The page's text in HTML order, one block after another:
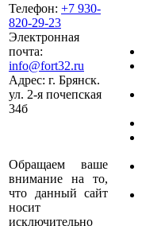
Телефон: +7 930-
820-29-23
Электронная
почта:
info@fort32.ru
Адрес: г. Брянск.
ул. 2-я почепская
34б
Обращаем ваше
внимание на то,
что данный сайт
носит
исключительно